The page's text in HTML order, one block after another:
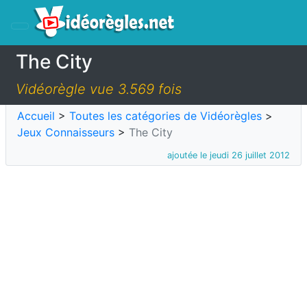
The City
Vidéorègle vue 3.569 fois
Accueil > Toutes les catégories de Vidéorègles >
Jeux Connaisseurs > The City
ajoutée le jeudi 26 juillet 2012